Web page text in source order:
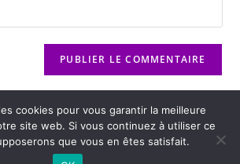
cookies pour vous garantir la meilleure
site web. Si vous continuez à utiliser ce
que vous en êtes satisfait.